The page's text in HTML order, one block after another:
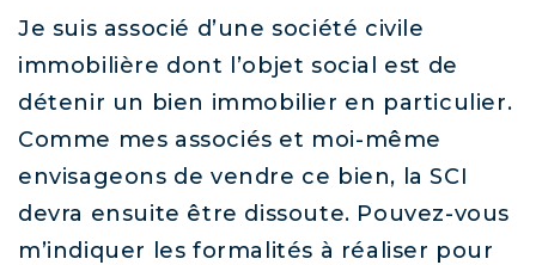
Je suis associé d’une société civile
immobilière dont l’objet social est de
détenir un bien immobilier en particulier.
Comme mes associés et moi-même
envisageons de vendre ce bien, la SCI
devra ensuite être dissoute. Pouvez-vous
m’indiquer les formalités à réaliser pour